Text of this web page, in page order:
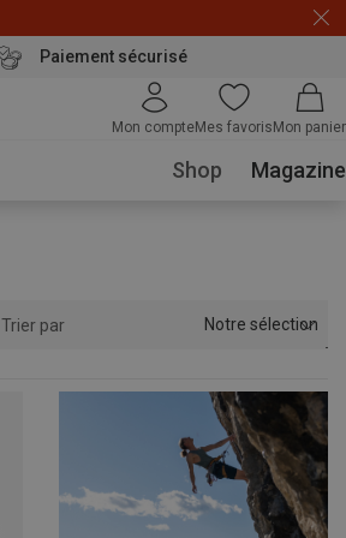
Paiement sécurisé
Mon compteMes favoris Mon panier
Shop Magazine
Trier par Notre sélection